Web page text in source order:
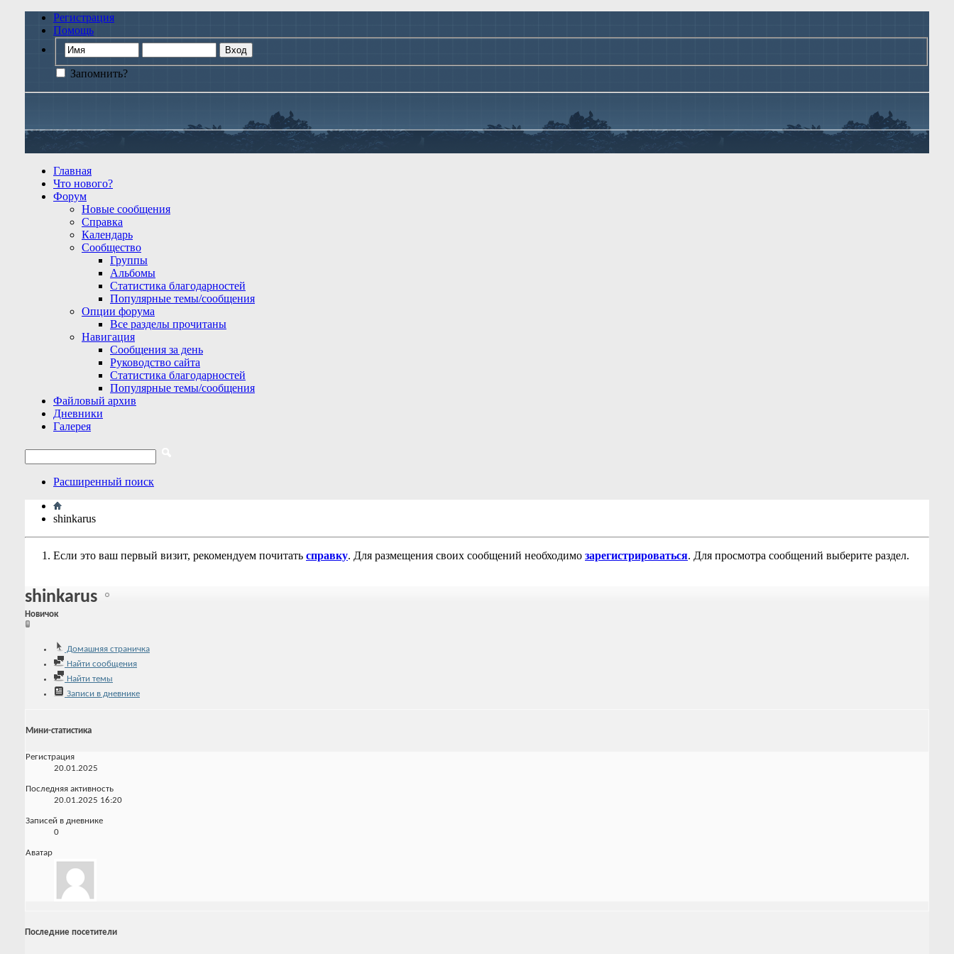
Регистрация
Помощь
Запомнить?
Главная
Что нового?
Форум
Новые сообщения
Справка
Календарь
Сообщество
Группы
Альбомы
Статистика благодарностей
Популярные темы/сообщения
Опции форума
Все разделы прочитаны
Навигация
Сообщения за день
Руководство сайта
Статистика благодарностей
Популярные темы/сообщения
Файловый архив
Дневники
Галерея
Расширенный поиск
shinkarus
Если это ваш первый визит, рекомендуем почитать справку. Для размещения своих сообщений необходимо зарегистрироваться. Для просмотра сообщений выберите раздел.
shinkarus
Новичок
Домашняя страничка
Найти сообщения
Найти темы
Записи в дневнике
Мини-статистика
Регистрация
20.01.2025
Последняя активность
20.01.2025 16:20
Записей в дневнике
0
Аватар
Последние посетители